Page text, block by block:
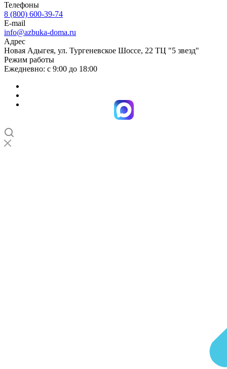
Телефоны
8 (800) 600-39-74
E-mail
info@azbuka-doma.ru
Адрес
Новая Адыгея, ул. Тургеневское Шоссе, 22 ТЦ "5 звезд"
Режим работы
Ежедневно: с 9:00 до 18:00